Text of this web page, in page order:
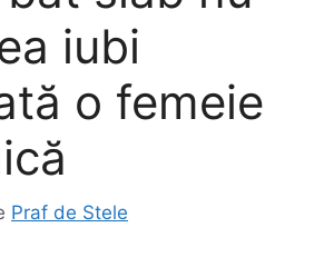
iubi
o femeie
Praf de Stele